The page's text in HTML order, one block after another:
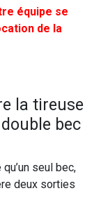
équipe se
de la
la tireuse
bec
seul bec,
deux sorties